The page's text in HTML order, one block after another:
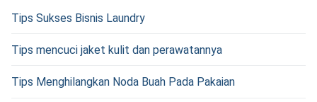
Tips Sukses Bisnis Laundry
Tips mencuci jaket kulit dan perawatannya
Tips Menghilangkan Noda Buah Pada Pakaian